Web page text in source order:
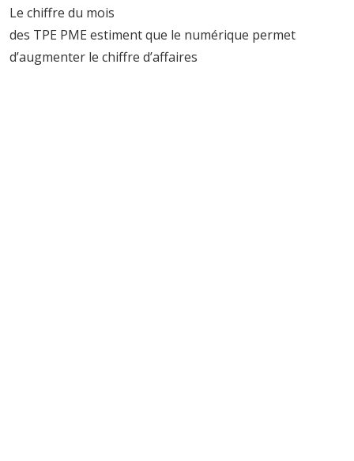
Le chiffre du mois
des TPE PME estiment que le numérique permet
d’augmenter le chiffre d’affaires